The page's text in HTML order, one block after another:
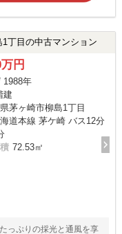
丁目の中古マンション
円
1988年
建
茅ヶ崎市柳島1丁目
海道本線 茅ケ崎 バス12分
72.53㎡
っぷりの採光と通風を享